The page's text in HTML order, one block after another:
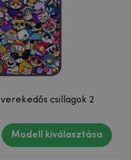
csillagok 2
Modell kiválasztása